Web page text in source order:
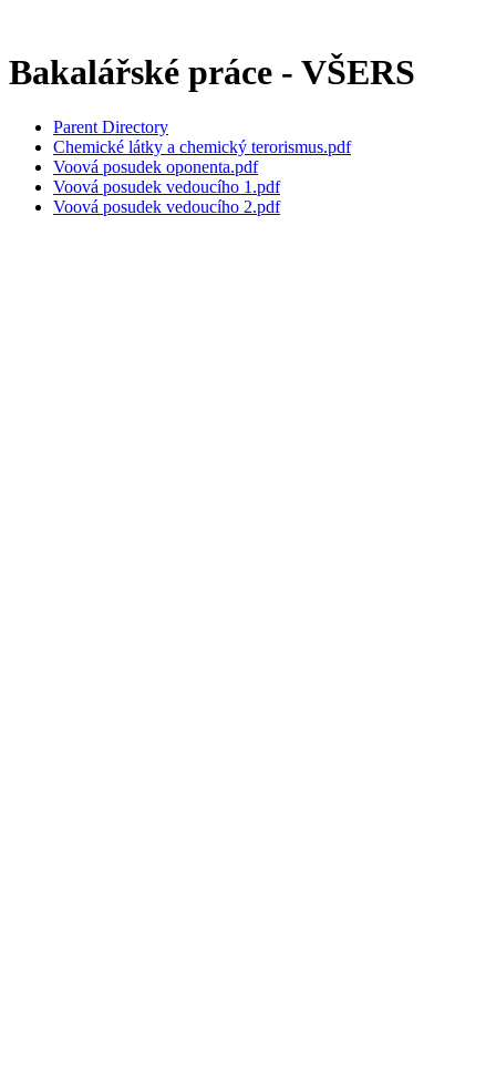
Bakalářské práce - VŠERS
Parent Directory
Chemické látky a chemický terorismus.pdf
Voová posudek oponenta.pdf
Voová posudek vedoucího 1.pdf
Voová posudek vedoucího 2.pdf